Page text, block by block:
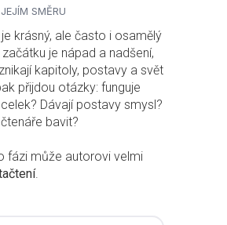
SMĚRU
je krásný, ale často i osamělý
je nápad a nadšení,
kapitoly, postavy a svět
přijdou otázky: funguje
Dávají postavy smysl?
bavit?
fázi může autorovi velmi
.